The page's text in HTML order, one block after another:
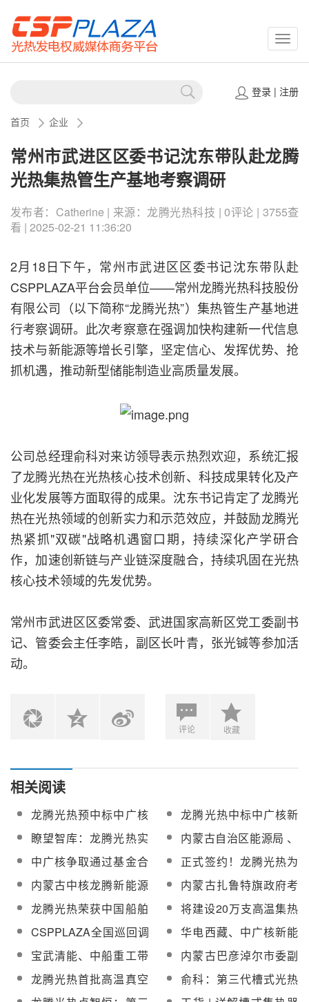
登录| 注册
首页 企业
常州市武进区区委书记沈东带队赴龙腾
光热集热管生产基地考察调研
发布者：Catherine | 来源：龙腾光热科技 | 0评论 | 3755查
看 | 2025-02-21 11:36:20
2月18日下午，常州市武进区区委书记沈东带队赴
CSPPLAZA平台会员单位——常州龙腾光热科技股份
有限公司（以下简称“龙腾光热”）集热管生产基地进
行考察调研。此次考察意在强调加快构建新一代信息
技术与新能源等增长引擎，坚定信心、发挥优势、抢
抓机遇，推动新型储能制造业高质量发展。
公司总经理俞科对来访领导表示热烈欢迎，系统汇报
了龙腾光热在光热核心技术创新、科技成果转化及产
业化发展等方面取得的成果。沈东书记肯定了龙腾光
热在光热领域的创新实力和示范效应，并鼓励龙腾光
热紧抓"双碳"战略机遇窗口期，持续深化产学研合
作，加速创新链与产业链深度融合，持续巩固在光热
核心技术领域的先发优势。
常州市武进区区委常委、武进国家高新区党工委副书
记、管委会主任李皓，副区长叶青，张光铖等参加活
动。
评论 收藏
相关阅读
龙腾光热预中标中广核
新能源大开口熔盐槽式
集热器研发集热回路制
造安装服务
龙腾光热中标中广核新
能源大开口熔盐槽式集
热器研发集热回路制造
安装服务
瞭望智库：龙腾光热实
现了国产高温真空集热
管在海外商业化电站的
首次应用
内蒙古自治区能源局 、
江苏省能源局调研组一
行赴龙腾光热调研考察
中广核争取通过基金合
作引入龙腾光热，在河
北三河打造光热高端装
备制造产业链
正式签约！龙腾光热为
Évora先进槽式熔盐示范
项目提供高温真空熔盐
集热管
内蒙古中核龙腾新能源
有限公司扎布耶运维项
目保运服务中标候选人
公示
内蒙古扎鲁特旗政府考
察团赴常州龙腾光热科
技考察交流
龙腾光热荣获中国船舶
集团“金牌供应商”荣誉
将建设20万支高温集热
管生产基地！新疆华曜
新能源光电热储一体化
产业园项目盛大开工
CSPPLAZA全国巡回调
研将走进江苏/上海，调
研7家单位
华电西藏、中广核新能
源西藏、华电中光等联
合考察团赴龙腾光热考
察调研
宝武清能、中船重工带
队赴龙腾光热集热管生
产基地考察交流
内蒙古巴彦淖尔市委副
书记、市长张鸿福率队
赴龙腾光热考察调研
龙腾光热首批高温真空
熔盐集热管成功发运欧
俞科：第三代槽式光热
技术与装备的产业化发